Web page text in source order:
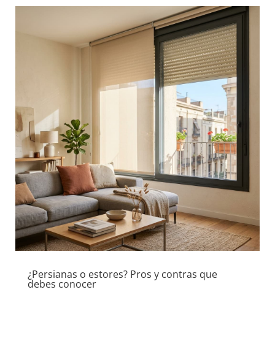
¿Persianas o estores? Pros y contras que
debes conocer